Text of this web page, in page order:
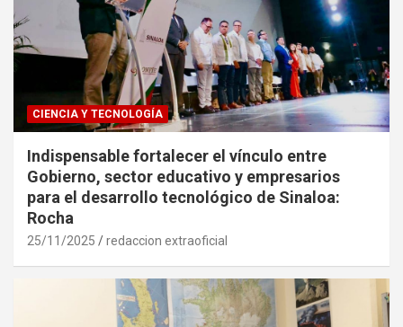
CIENCIA Y TECNOLOGÍA
Indispensable fortalecer el vínculo entre
Gobierno, sector educativo y empresarios
para el desarrollo tecnológico de Sinaloa:
Rocha
25/11/2025 redaccion extraoficial